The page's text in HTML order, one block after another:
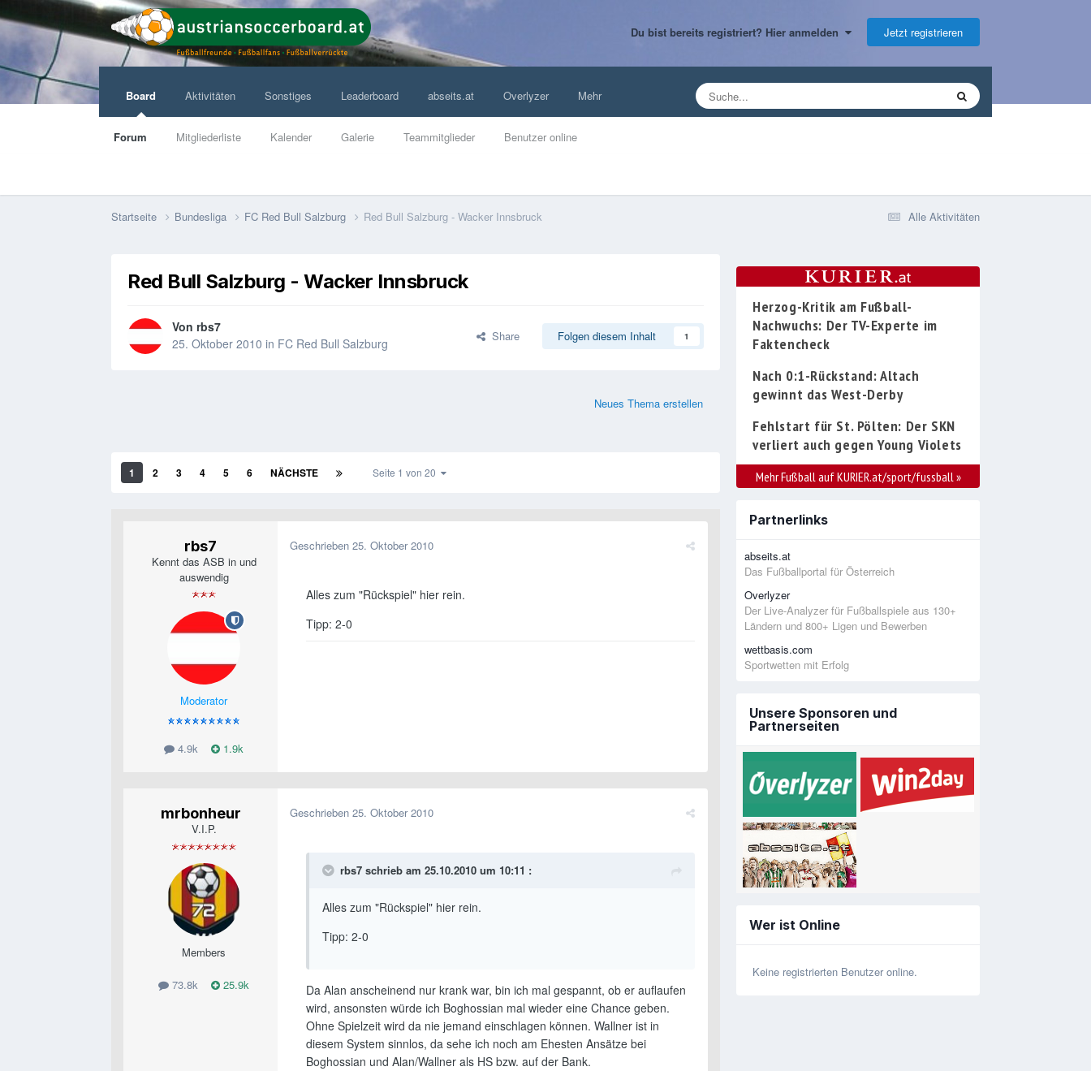
Du bist bereits registriert? Hier anmelden Jetzt registrieren
Board
Forum Mitgliederliste Kalender Galerie Teammitglieder Benutzer online
Aktivitäten Sonstiges Leaderboard abseits.at Overlyzer Mehr
Alle Aktivitäten
Startseite Bundesliga FC Red Bull Salzburg Red Bull Salzburg - Wacker Innsbruck
Red Bull Salzburg - Wacker Innsbruck
Von rbs7
25. Oktober 2010 in FC Red Bull Salzburg Share Folgen diesem Inhalt 1
Neues Thema erstellen
1 2 3 4 5 6 NÄCHSTE Seite 1 von 20
rbs7
Kennt das ASB in und
auswendig
Moderator
4.9k 1.9k
Geschrieben 25. Oktober 2010
Alles zum "Rückspiel" hier rein.
Tipp: 2-0
mrbonheur
V.I.P.
Members
73.8k 25.9k
Geschrieben 25. Oktober 2010
rbs7 schrieb am 25.10.2010 um 10:11 :
Alles zum "Rückspiel" hier rein.
Tipp: 2-0
Da Alan anscheinend nur krank war, bin ich mal gespannt, ob er auflaufen
wird, ansonsten würde ich Boghossian mal wieder eine Chance geben.
Ohne Spielzeit wird da nie jemand einschlagen können. Wallner ist in
diesem System sinnlos, da sehe ich noch am Ehesten Ansätze bei
Boghossian und Alan/Wallner als HS bzw. auf der Bank.
Herzog-Kritik am Fußball-
Nachwuchs: Der TV-Experte im
Faktencheck
Nach 0:1-Rückstand: Altach
gewinnt das West-Derby
Fehlstart für St. Pölten: Der SKN
verliert auch gegen Young Violets
Mehr Fußball auf KURIER.at/sport/fussball »
Partnerlinks
abseits.at
Das Fußballportal für Österreich
Overlyzer
Der Live-Analyzer für Fußballspiele aus 130+
Ländern und 800+ Ligen und Bewerben
wettbasis.com
Sportwetten mit Erfolg
Unsere Sponsoren und
Partnerseiten
Wer ist Online
Keine registrierten Benutzer online.